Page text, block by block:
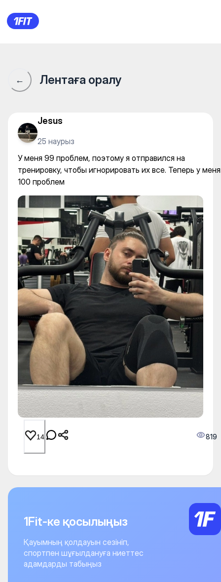
У меня 99 проблем,
← Лентаға оралу
Jesus
25 наурыз
У меня 99 проблем, поэтому я отправился на
тренировку, чтобы игнорировать их все. Теперь у меня
100 проблем
14 819
1Fit-ке қосылыңыз
Қауымның қолдауын сезініп,
спортпен шұғылдануға ниеттес
адамдарды табыңыз